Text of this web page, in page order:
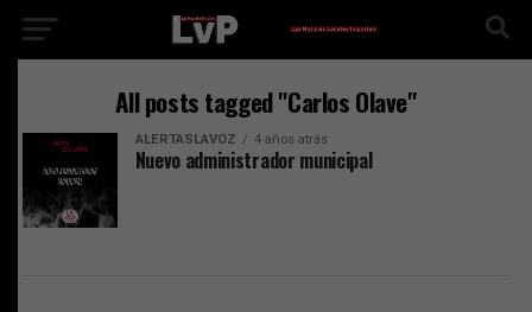
All posts tagged "Carlos Olave"
ALERTASLAVOZ 4 años atrás
Nuevo administrador municipal